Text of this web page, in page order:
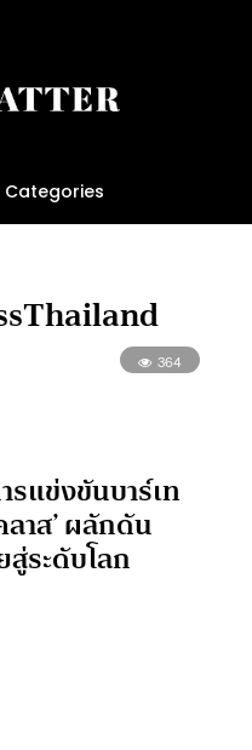
Categories
364
แข่งขันบาร์เท
ลาส’ ผลักดัน
สู่ระดับโลก